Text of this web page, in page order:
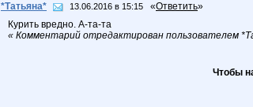
*Татьяна*
13.06.2016 в 15:15 «Ответить»
Курить вредно. А-та-та
« Комментарий отредактирован пользователем
Чтобы